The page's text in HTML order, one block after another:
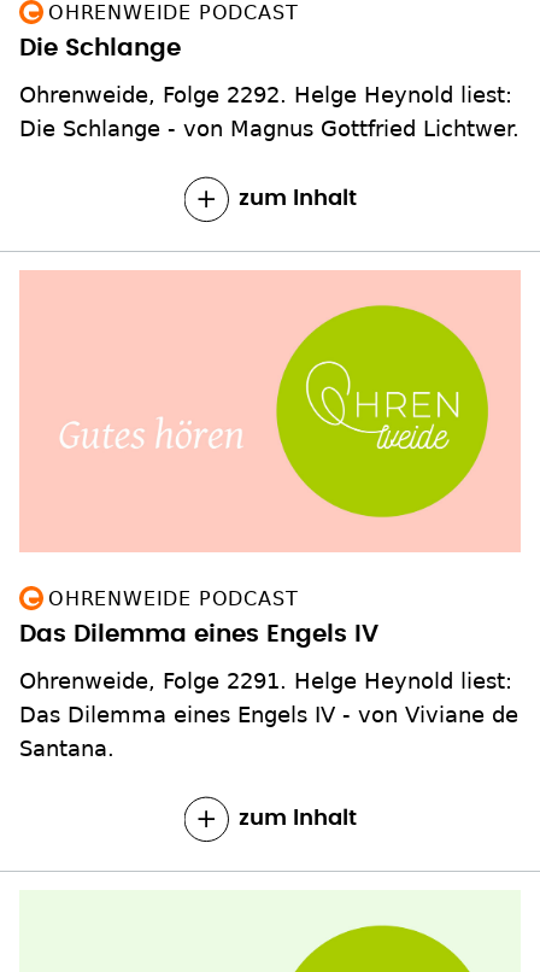
OHRENWEIDE PODCAST
Die Schlange
Ohrenweide, Folge 2292. Helge Heynold liest:
Die Schlange - von Magnus Gottfried Lichtwer.
zum Inhalt
OHRENWEIDE PODCAST
Das Dilemma eines Engels IV
Ohrenweide, Folge 2291. Helge Heynold liest:
Das Dilemma eines Engels IV - von Viviane de
Santana.
zum Inhalt